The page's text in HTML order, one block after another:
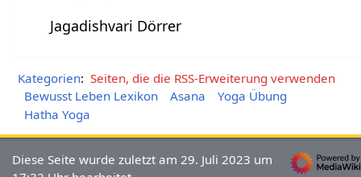
Jagadishvari Dörrer
Kategorien: Seiten, die die RSS-Erweiterung verwenden
Bewusst Leben Lexikon
Asana
Yoga Übung
Hatha Yoga
Diese Seite wurde zuletzt am 29. Juli 2023 um